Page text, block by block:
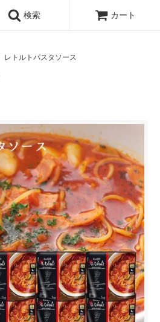
検索 カート
レトルトパスタソース